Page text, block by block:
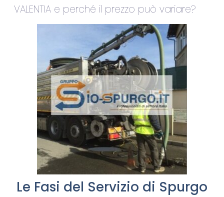
VALENTIA e perché il prezzo può variare?
Le Fasi del Servizio di Spurgo